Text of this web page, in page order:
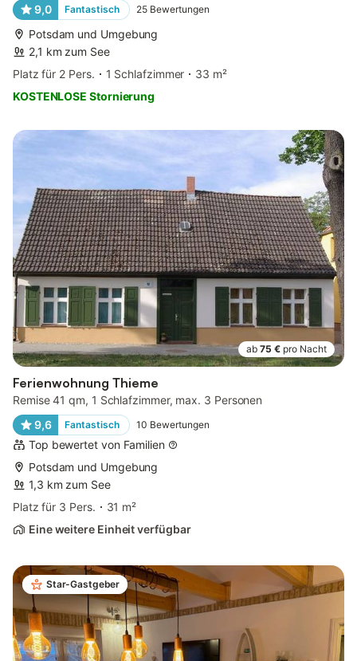
9,0 Fantastisch 25 Bewertungen
Potsdam und Umgebung
2,1 km zum See
Platz für 2 Pers.
1 Schlafzimmer
33 m²
KOSTENLOSE Stornierung
ab 75 € pro Nacht
Ferienwohnung Thieme
Remise 41 qm, 1 Schlafzimmer, max. 3 Personen
9,6
Fantastisch 10 Bewertungen
Top bewertet von Familien
Potsdam und Umgebung
1,3 km zum See
Platz für 3 Pers.
31 m²
Eine weitere Einheit verfügbar
Star-Gastgeber